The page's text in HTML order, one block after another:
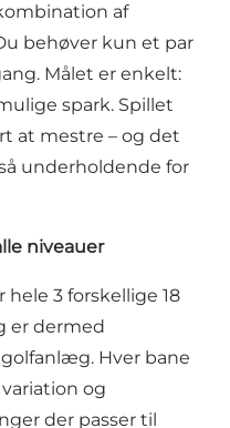
af
behøver kun et par
Målet er enkelt:
spark. Spillet
at mestre – og det
underholdende for
niveauer
3 forskellige 18
er dermed
Hver bane
og
der passer til